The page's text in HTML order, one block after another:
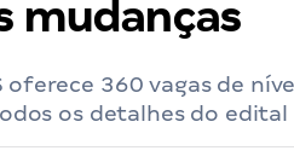
mudanças
oferece 360 vagas de
os detalhes do